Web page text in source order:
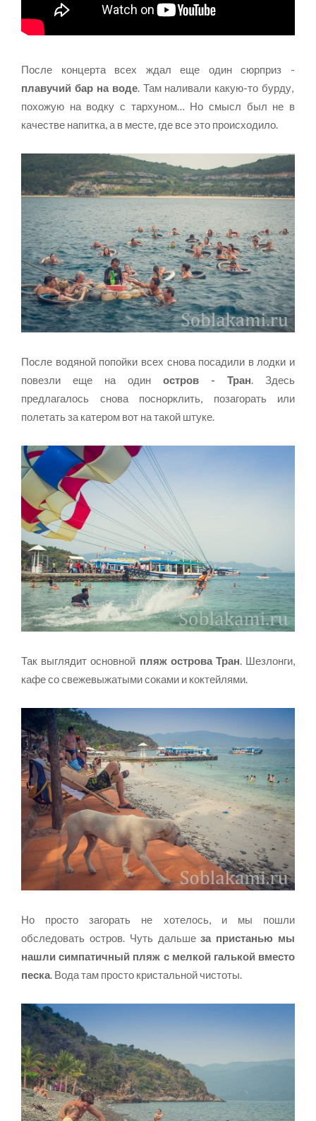
После концерта всех ждал еще один сюрприз -
плавучий бар на воде. Там наливали какую-то бурду,
похожую на водку с тархуном… Но смысл был не в
качестве напитка, а в месте, где все это происходило.
После водяной попойки всех снова посадили в лодки и
повезли еще на один остров - Тран. Здесь
предлагалось снова поснорклить, позагорать или
полетать за катером вот на такой штуке.
Так выглядит основной пляж острова Тран. Шезлонги,
кафе со свежевыжатыми соками и коктейлями.
Но просто загорать не хотелось, и мы пошли
обследовать остров. Чуть дальшеза пристанью мы
нашли симпатичный пляж с мелкой галькой вместо
песка. Вода там просто кристальной чистоты.